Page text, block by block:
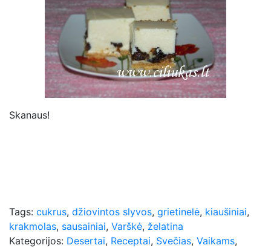
Skanaus!
Tags: cukrus, džiovintos slyvos, grietinelė, kiaušiniai,
krakmolas, sausainiai, Varškė, želatina
Kategorijos: Desertai, Receptai, Svečias, Vaikams,